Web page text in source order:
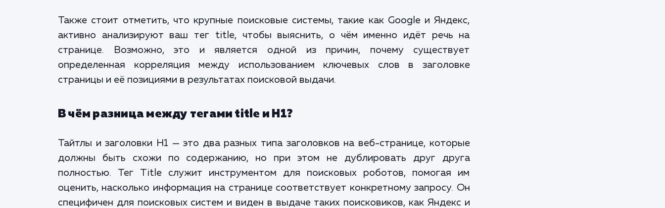
Также стоит отметить, что крупные поисковые системы, такие как Google и Яндекс,
активно анализируют ваш тег title, чтобы выяснить, о чём именно идёт речь на
странице. Возможно, это и является одной из причин, почему существует
определенная корреляция между использованием ключевых слов в заголовке
страницы и её позициями в результатах поисковой выдачи.
В чём разница между тегами title и H1?
Тайтлы и заголовки H1 — это два разных типа заголовков на веб-странице, которые
должны быть схожи по содержанию, но при этом не дублировать друг друга
полностью. Тег Title служит инструментом для поисковых роботов, помогая им
оценить, насколько информация на странице соответствует конкретному запросу. Он
специфичен для поисковых систем и виден в выдаче таких поисковиков, как Яндекс и